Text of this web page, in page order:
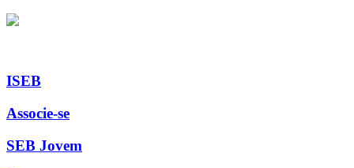
ISEB
Associe-se
SEB Jovem